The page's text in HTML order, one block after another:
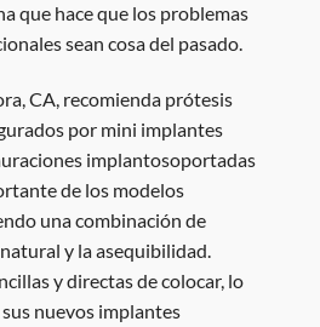
que hace que los problemas
sean cosa del pasado.
CA, recomienda prótesis
por mini implantes
implantosoportadas
de los modelos
una combinación de
y la asequibilidad.
y directas de colocar, lo
nuevos implantes